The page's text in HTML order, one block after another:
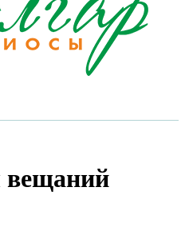
вещаний